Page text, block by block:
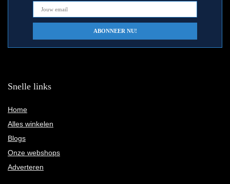
Snelle links
Home
Alles winkelen
Blogs
Onze webshops
Adverteren